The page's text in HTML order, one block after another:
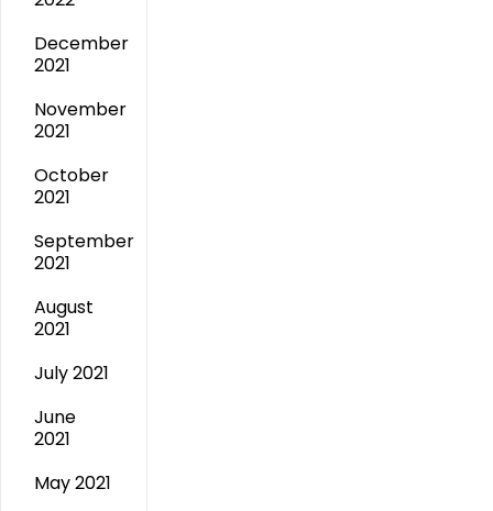
December
2021
November
2021
October
2021
September
2021
August
2021
July 2021
June
2021
May 2021